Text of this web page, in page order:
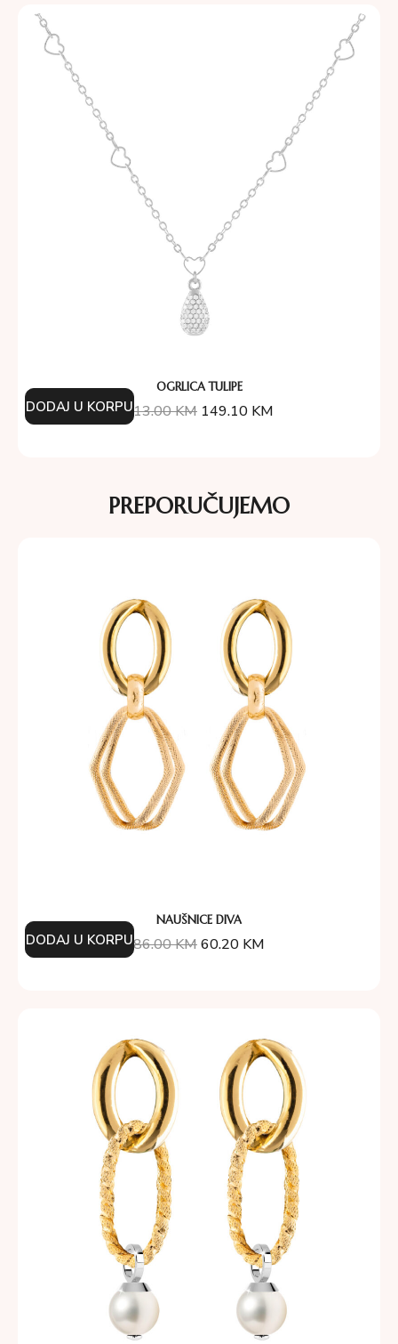
OGRLICA TULIPE
213.00KM 149.10 KM
DODAJ U KORPU
PREPORUČUJEMO
NAUŠNICE DIVA
86.00KM60.20 KM
DODAJ U KORPU